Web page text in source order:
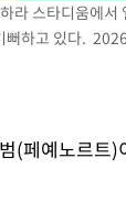
라 스타디움에
뻐하고 있다.
(페예노르트)